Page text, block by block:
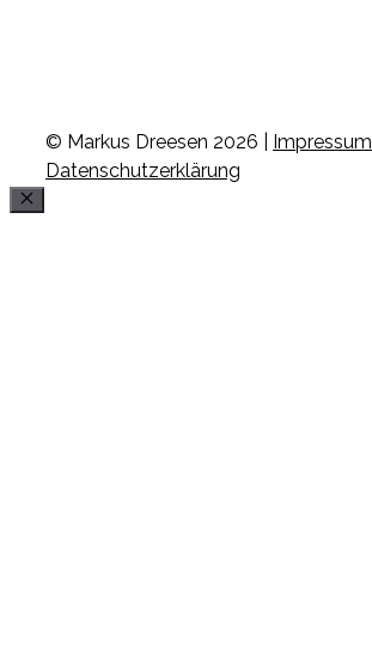
© Markus Dreesen 2026 | Impressum
Datenschutzerklärung
Schließen